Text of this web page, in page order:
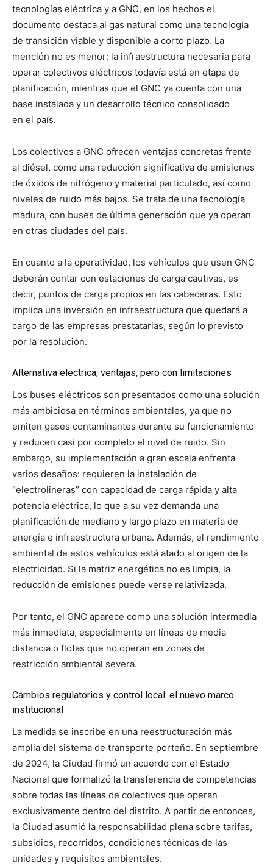
tecnologías eléctrica y a GNC, en los hechos el
documento destaca al gas natural como una tecnología
de transición viable y disponible a corto plazo. La
mención no es menor: la infraestructura necesaria para
operar colectivos eléctricos todavía está en etapa de
planificación, mientras que el GNC ya cuenta con una
base instalada y un desarrollo técnico consolidado
en el país.
Los colectivos a GNC ofrecen ventajas concretas frente
al diésel, como una reducción significativa de emisiones
de óxidos de nitrógeno y material particulado, así como
niveles de ruido más bajos. Se trata de una tecnología
madura, con buses de última generación que ya operan
en otras ciudades del país.
En cuanto a la operatividad, los vehículos que usen GNC
deberán contar con estaciones de carga cautivas, es
decir, puntos de carga propios en las cabeceras. Esto
implica una inversión en infraestructura que quedará a
cargo de las empresas prestatarias, según lo previsto
por la resolución.
Alternativa electrica, ventajas, pero con limitaciones
Los buses eléctricos son presentados como una solución
más ambiciosa en términos ambientales, ya que no
emiten gases contaminantes durante su funcionamiento
y reducen casi por completo el nivel de ruido. Sin
embargo, su implementación a gran escala enfrenta
varios desafíos: requieren la instalación de
“electrolineras” con capacidad de carga rápida y alta
potencia eléctrica, lo que a su vez demanda una
planificación de mediano y largo plazo en materia de
energía e infraestructura urbana. Además, el rendimiento
ambiental de estos vehículos está atado al origen de la
electricidad. Si la matriz energética no es limpia, la
reducción de emisiones puede verse relativizada.
Por tanto, el GNC aparece como una solución intermedia
más inmediata, especialmente en líneas de media
distancia o flotas que no operan en zonas de
restricción ambiental severa.
Cambios regulatorios y control local: el nuevo marco
institucional
La medida se inscribe en una reestructuración más
amplia del sistema de transporte porteño. En septiembre
de 2024, la Ciudad firmó un acuerdo con el Estado
Nacional que formalizó la transferencia de competencias
sobre todas las líneas de colectivos que operan
exclusivamente dentro del distrito. A partir de entonces,
la Ciudad asumió la responsabilidad plena sobre tarifas,
subsidios, recorridos, condiciones técnicas de las
unidades y requisitos ambientales.